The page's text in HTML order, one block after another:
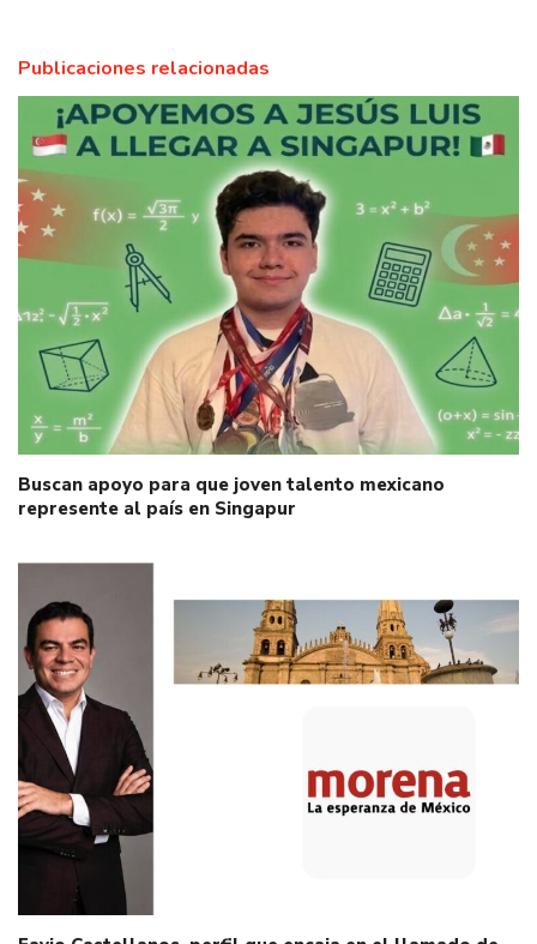
Publicaciones relacionadas
Buscan apoyo para que joven talento mexicano
represente al país en Singapur